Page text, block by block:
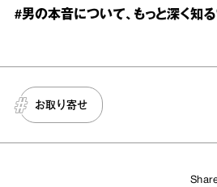
#男の本音について、もっと深く知
お取り寄せ